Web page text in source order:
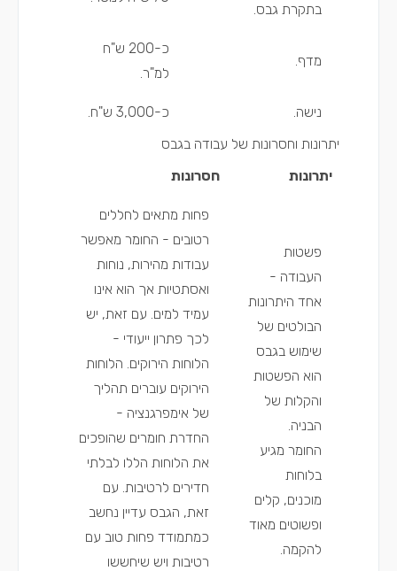
בתקרת גבס.
מדף.
כ-200 ש"ח
למ"ר.
נישה.
כ-3,000 ש"ח.
יתרונות וחסרונות של עבודה בגבס
יתרונות
חסרונות
פשטות
העבודה -
אחד היתרונות
הבולטים של
שימוש בגבס
הוא הפשטות
והקלות של
הבניה.
החומר מגיע
בלוחות
מוכנים, קלים
ופשוטים מאוד
להקמה.
פחות מתאים לחללים
רטובים - החומר מאפשר
עבודות מהירות, נוחות
ואסתטיות אך הוא אינו
עמיד למים. עם זאת, יש
לכך פתרון ייעודי -
הלוחות הירוקים. הלוחות
הירוקים עוברים תהליך
של אימפרגנציה -
החדרת חומרים שהופכים
את הלוחות הללו לבלתי
חדירים לרטיבות. עם
זאת, הגבס עדיין נחשב
כמתמודד פחות טוב עם
רטיבות ויש שיחששו